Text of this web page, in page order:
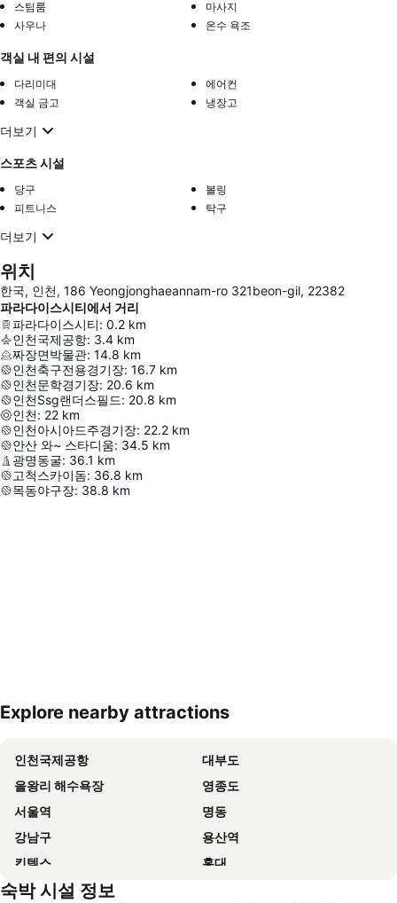
스팀룸
마사지
사우나
온수 욕조
객실 내 편의 시설
다리미대
에어컨
객실 금고
냉장고
더보기
스포츠 시설
당구
볼링
피트니스
탁구
더보기
위치
한국, 인천, 186 Yeongjonghaeannam-ro 321beon-gil, 22382
파라다이스시티에서 거리
파라다이스시티: 0.2 km
인천국제공항: 3.4 km
짜장면박물관: 14.8 km
인천축구전용경기장: 16.7 km
인천문학경기장: 20.6 km
인천Ssg랜더스필드: 20.8 km
인천: 22 km
인천아시아드주경기장: 22.2 km
안산 와~ 스타디움: 34.5 km
광명동굴: 36.1 km
고척스카이돔: 36.8 km
목동야구장: 38.8 km
Explore nearby attractions
인천국제공항
대부도
을왕리 해수욕장
영종도
서울역
명동
강남구
용산역
킨텍스
홍대
송도
숙박 시설 정보